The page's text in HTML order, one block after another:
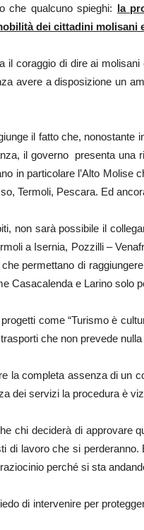
che qualcuno spieghi: la
dei cittadini molisani
il coraggio di dire ai
avere a disposizione un
il fatto che, nonostante
il governo presenta una
in particolare l’Alto Molise
Termoli, Pescara. Ed
non sarà possibile il
a Isernia, Pozzilli –
permettano di
Casacalenda e Larino solo
come “Turismo è
che non prevede
la completa assenza di un
dei servizi la procedura è
chi deciderà di approvare
di lavoro che si
perché si sta
di intervenire per